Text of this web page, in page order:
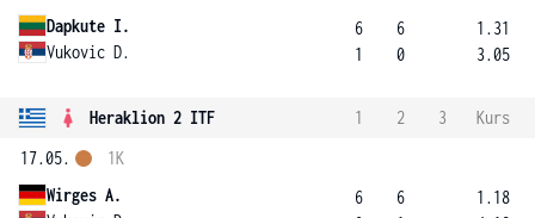
Dapkute I.
Vukovic D.
6
1
6
0
1.31
3.05
Heraklion 2 ITF 1 2 3
Kurs
17.05.
Wirges A.
1K
6
6
1.18